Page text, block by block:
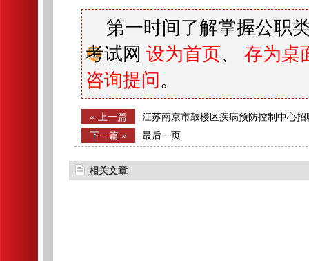
第一时间了解掌握公职
考试网 设为首页、 存为桌
咨询提问 。
« 上一篇
江苏南京市鼓楼区疾病预防控制中心招
下一篇 »
最后一页
相关文章